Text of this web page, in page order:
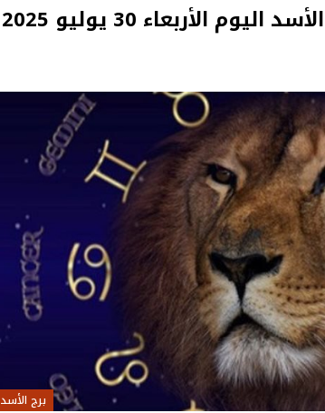
الأربعاء 30 يوليو 2025
برج الأسد